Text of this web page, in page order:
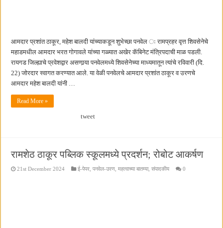
आमदार प्रशांत ठाकूर, महेश बालदी यांच्याकडून शुभेच्छा पनवेल ः रामप्रहर वृत्त शिवसेनेचे
महाडमधील आमदार भरत गोगावले यांच्या गळ्यात अखेर कॅबिनेट मंत्रिपदाची माळ पडली.
रायगड जिल्ह्याचे प्रवेशद्वार असणार्‍या पनवेलमध्ये शिवसेनेच्या माध्यमातून त्यांचे रविवारी (दि.
22) जोरदार स्वागत करण्यात आले. या वेळी पनवेलचे आमदार प्रशांत ठाकूर व उरणचे
आमदार महेश बालदी यांनी …
Read More »
tweet
रामशेठ ठाकूर पब्लिक स्कूलमध्ये प्रदर्शन; रोबोट आकर्षण
21st December 2024 ई-पेपर ,पनवेल-उरण ,महत्वाच्या बातम्या,संपादकीय 0